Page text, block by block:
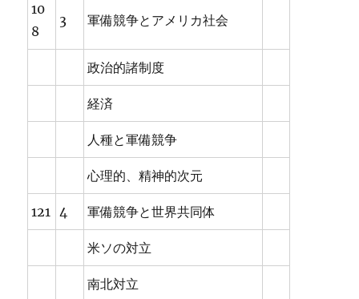
10
8
3 軍備競争とアメリカ社会
政治的諸制度
経済
人種と軍備競争
心理的、精神的次元
121 4 軍備競争と世界共同体
米ソの対立
南北対立